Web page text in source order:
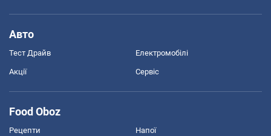
Авто
Тест Драйв Електромобілі
Акції Сервіс
Food Oboz
Рецепти Напої